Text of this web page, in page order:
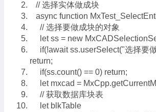
// 选择实体做成块
async function
// 选择要做成块的对象
let ss = new
if(!await ss.userSelect("选择要
return;
if(ss.count() == 0) return;
let mxcad =
// 获取数据库块表
let blkTable